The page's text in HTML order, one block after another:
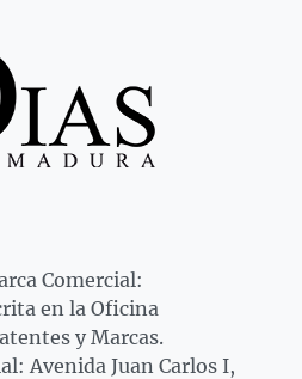
Comercial:
en la Oficina
y Marcas.
Avenida Juan Carlos I,